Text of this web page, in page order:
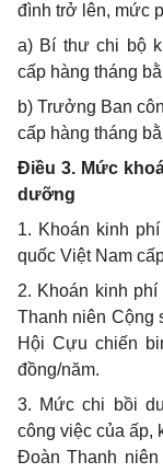
đình trở lên, mức
a) Bí thư chi bộ
cấp hàng tháng
b) Trưởng Ban
cấp hàng tháng
Điều 3. Mức
dưỡng
1. Khoán kinh
quốc Việt Nam
2. Khoán kinh
Thanh niên Cộng
Hội Cựu chiến
đồng/năm.
3. Mức chi bồi
công việc của ấp,
Đoàn Thanh